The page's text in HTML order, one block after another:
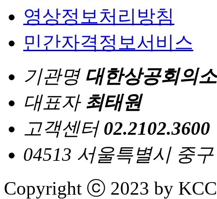
영상정보처리방침
민간자격정보서비스
기관명 대한상공회의소
대표자 최태원
고객센터 02.2102.3600
04513 서울특별시 중
Copyright ⓒ 2023 by